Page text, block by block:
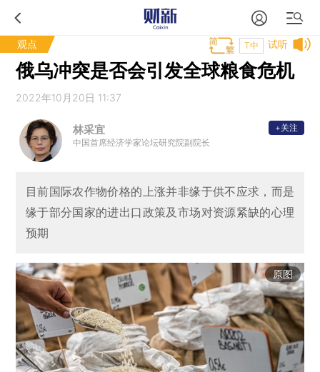
观点 试听
T中
俄乌冲突是否会引发全球粮食危机
2022年10月20日 11:37
林采宜
中国首席经济学家论坛研究院副院长
+关注
目前国际农作物价格的上涨并非缘于供不应求，而是
缘于部分国家的进出口政策及市场对资源紧缺的心理
预期
原图